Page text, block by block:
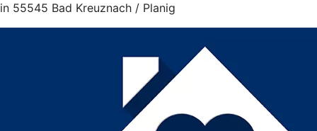
in 55545 Bad Kreuznach / Planig